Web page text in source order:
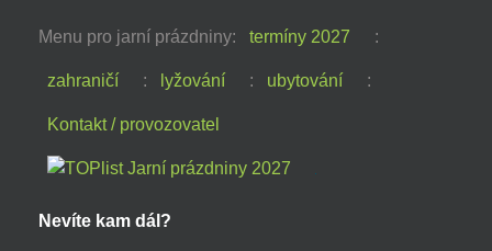
Menu pro jarní prázdniny: termíny 2027 :
zahraničí : lyžování : ubytování :
Kontakt / provozovatel
Nevíte kam dál?